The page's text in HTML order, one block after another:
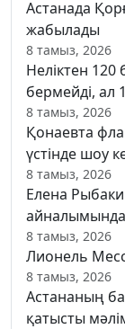
Астанада
жабылады
8 тамыз, 2026
Неліктен 120
бермейді, ал
8 тамыз, 2026
Қонаевта
үстінде шоу
8 тамыз, 2026
Елена
айналымында
8 тамыз, 2026
Лионель
8 тамыз, 2026
Астананың
қатысты